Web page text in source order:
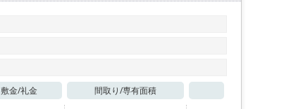
敷金/礼金 間取り/専有面積